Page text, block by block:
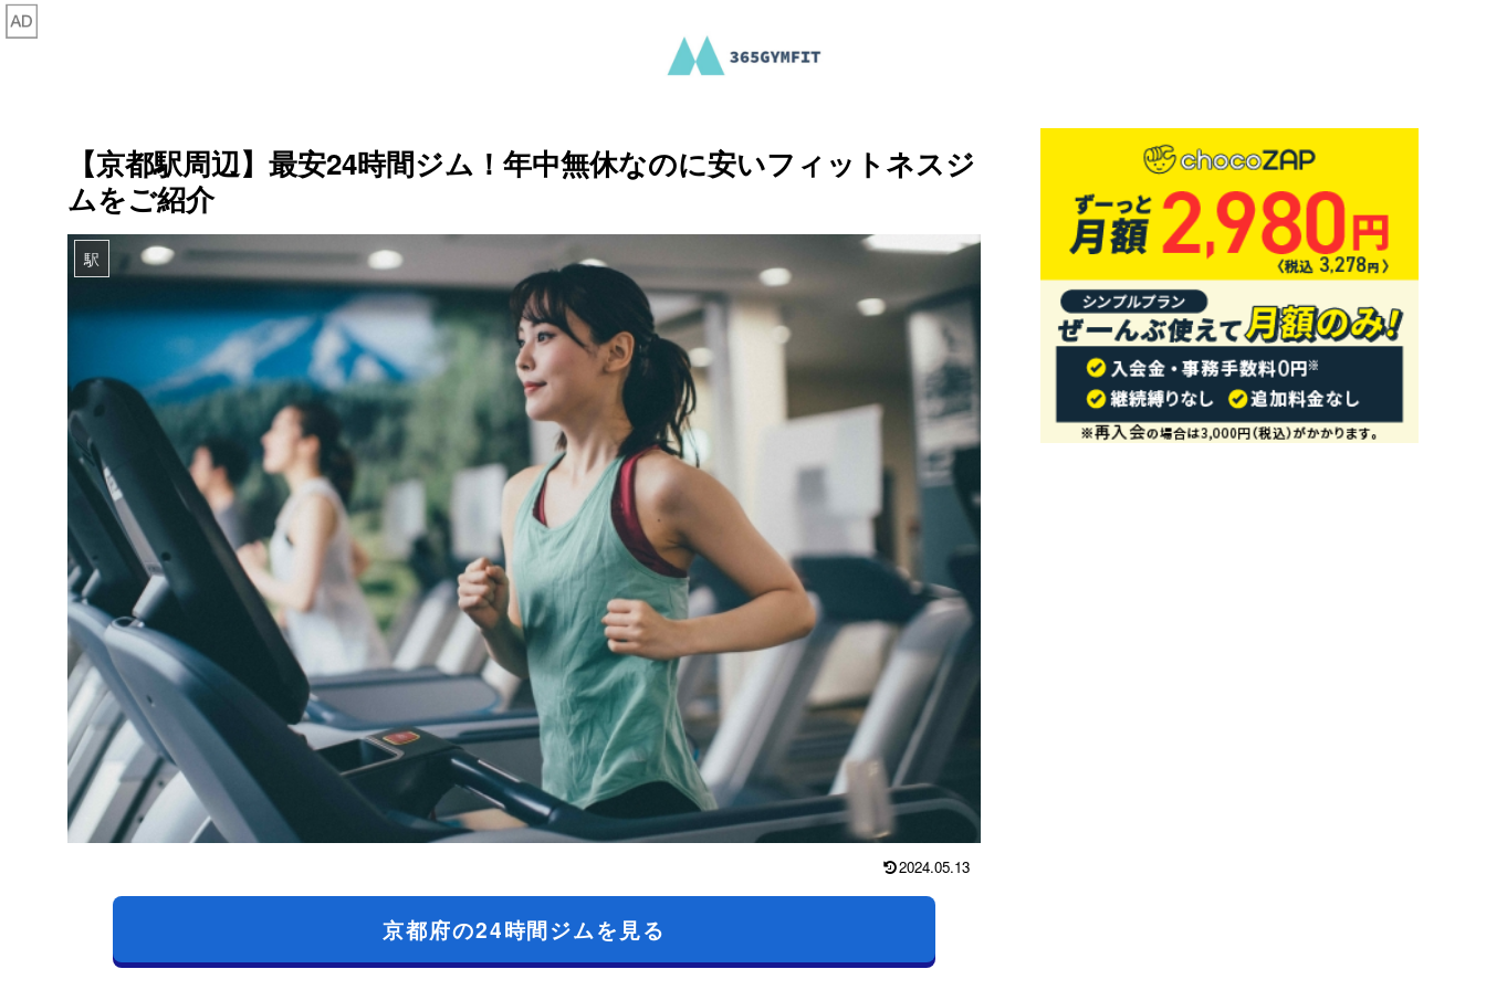
【京都駅周辺】最安24時間ジム！年中無休なのに安いフィットネスジ
ムをご紹介
駅
2024.05.13
京都府の24時間ジムを見る